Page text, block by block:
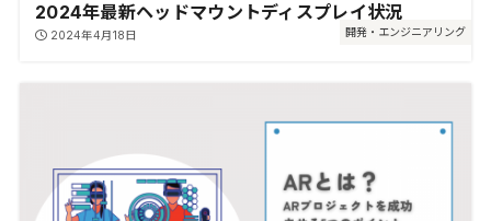
開発・エンジニアリング
2024年最新ヘッドマウントディスプレイ状況
2024年4月18日